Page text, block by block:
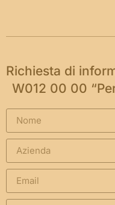
Richiesta di
W012 00 00